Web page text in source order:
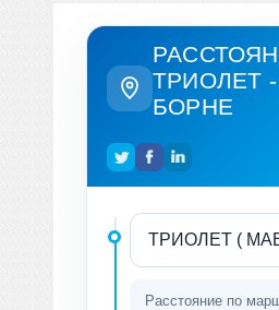
ТРИОЛЕТ -
БОРНЕ
Расстояние по